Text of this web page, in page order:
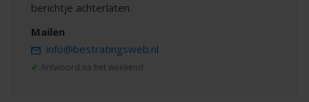
berichtje achterlaten.
Mailen
info@bestratingsweb.nl
✓ Antwoord na het weekend